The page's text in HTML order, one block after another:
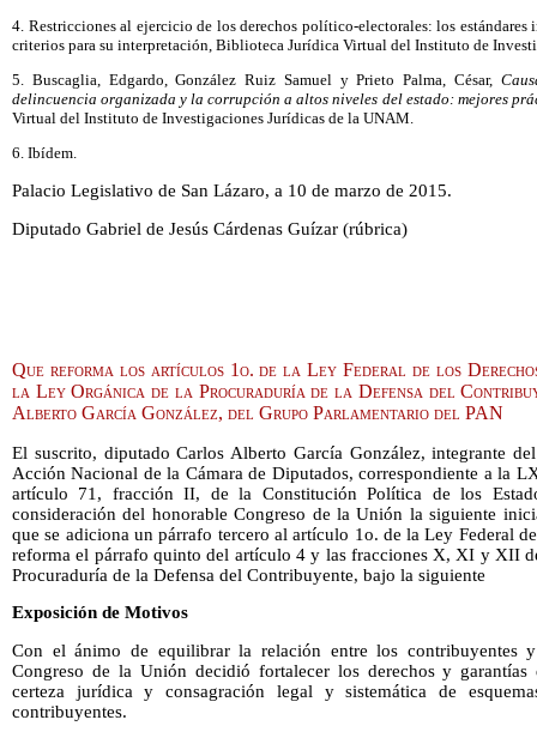
4. Restricciones al ejercicio de los derechos político-electorales: los estándares
criterios para su interpretación, Biblioteca Jurídica Virtual del Instituto de
5. Buscaglia, Edgardo, González Ruiz Samuel y Prieto Palma, César,
delincuencia organizada y la corrupción a altos niveles del estado: mejores
Virtual del Instituto de Investigaciones Jurídicas de la UNAM.
6. Ibídem.
Palacio Legislativo de San Lázaro, a 10 de marzo de 2015.
Diputado Gabriel de Jesús Cárdenas Guízar (rúbrica)
Que reforma los artículos 1o. de la Ley Federal de los
la Ley Orgánica de la Procuraduría de la Defensa del
Alberto García González, del Grupo Parlamentario del PAN
El suscrito, diputado Carlos Alberto García González, integrante
Acción Nacional de la Cámara de Diputados, correspondiente a la
artículo 71, fracción II, de la Constitución Política de los
consideración del honorable Congreso de la Unión la siguiente
que se adiciona un párrafo tercero al artículo 1o. de la Ley Federal
reforma el párrafo quinto del artículo 4 y las fracciones X, XI y XII
Procuraduría de la Defensa del Contribuyente, bajo la siguiente
Exposición de Motivos
Con el ánimo de equilibrar la relación entre los contribuyentes y
Congreso de la Unión decidió fortalecer los derechos y
certeza jurídica y consagración legal y sistemática de
contribuyentes.